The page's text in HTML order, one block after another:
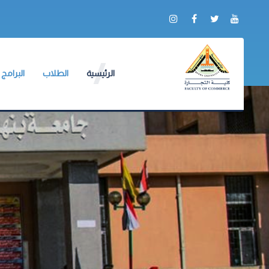
الرئيسية
التقرير السنوي
الادلة والنماذج
الطلاب
لائحة طلاب
الجداول الدراسية
جداول الإمتحانات
الكنترولات
أرقام الجلوس
نماذج الإجابات
BIS